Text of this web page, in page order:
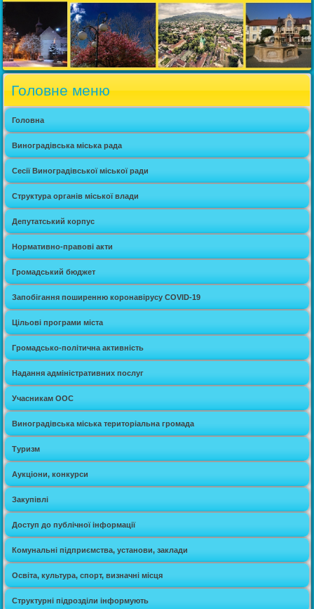
Головне меню
Головна
Виноградівська міська рада
Сесії Виноградівської міської ради
Структура органів міської влади
Депутатський корпус
Нормативно-правові акти
Громадський бюджет
Запобігання поширенню коронавірусу COVID-19
Цільові програми міста
Громадсько-політична активність
Надання адміністративних послуг
Учасникам ООС
Виноградівська міська територіальна громада
Туризм
Аукціони, конкурси
Закупівлі
Доступ до публічної інформації
Комунальні підприємства, установи, заклади
Освіта, культура, спорт, визначні місця
Структурні підрозділи інформують